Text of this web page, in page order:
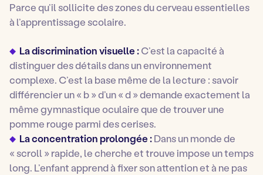
Parce qu’il sollicite des zones du cerveau essentielles
à l’apprentissage scolaire.
La discrimination visuelle :C’est la capacité à
distinguer des détails dans un environnement
complexe. C’est la base même de la lecture : savoir
différencier un « b » d’un « d » demande exactement la
même gymnastique oculaire que de trouver une
pomme rouge parmi des cerises.
La concentration prolongée :Dans un monde de
« scroll » rapide, le cherche et trouve impose un temps
long. L’enfant apprend à fixer son attention et à ne pas